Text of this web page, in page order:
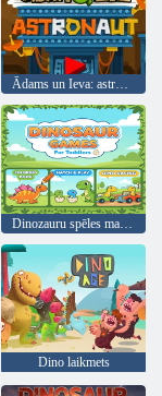
Ādams un Ieva: astronauts
Dinozauru spēles maziem bērniem
Dino laikmets